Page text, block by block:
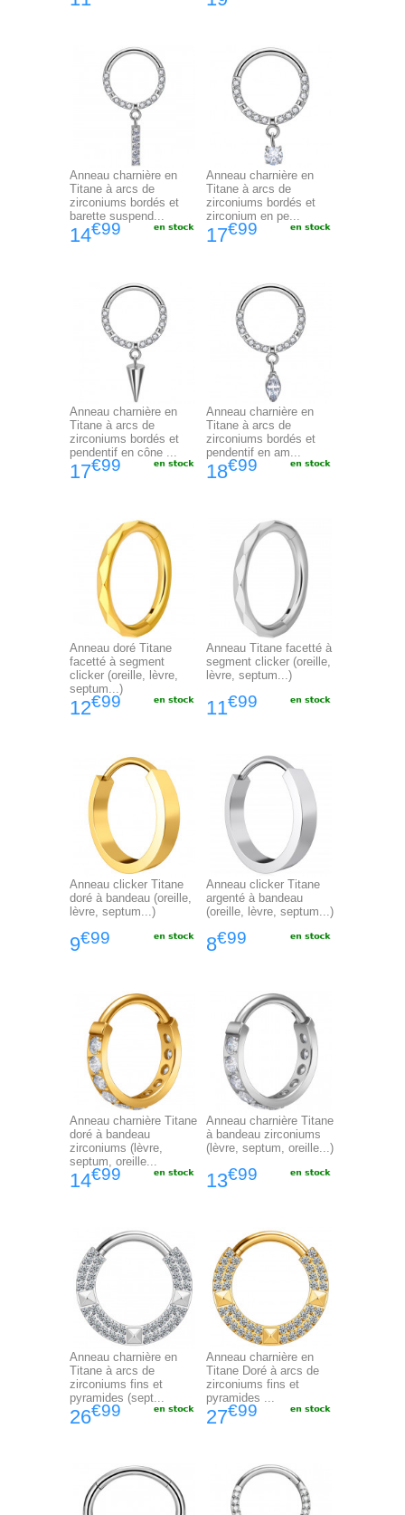
Anneau charnière en
Titane à arcs de
zirconiums bordés et
barette suspend...
14€99
Anneau charnière en
Titane à arcs de
zirconiums bordés et
zirconium en pe...
17€99
Anneau charnière en
Titane à arcs de
zirconiums bordés et
pendentif en cône ...
17€99
Anneau charnière en
Titane à arcs de
zirconiums bordés et
pendentif en am...
18€99
Anneau doré Titane
facetté à segment
clicker (oreille, lèvre,
septum...)
12€99
Anneau Titane facetté à
segment clicker (oreille,
lèvre, septum...)
11€99
Anneau clicker Titane
doré à bandeau (oreille,
lèvre, septum...)
9€99
Anneau clicker Titane
argenté à bandeau
(oreille, lèvre, septum...)
8€99
Anneau charnière Titane
doré à bandeau
zirconiums (lèvre,
septum, oreille...
14€99
Anneau charnière Titane
à bandeau zirconiums
(lèvre, septum, oreille...)
13€99
Anneau charnière en
Titane à arcs de
zirconiums fins et
pyramides (sept...
26€99
Anneau charnière en
Titane Doré à arcs de
zirconiums fins et
pyramides ...
27€99